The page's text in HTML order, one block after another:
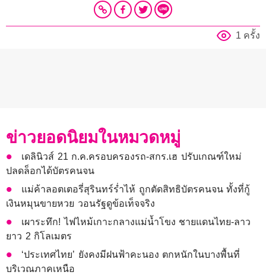
1 ครั้ง
ข่าวยอดนิยมในหมวดหมู่
เดลินิวส์ 21 ก.ค.ครอบครองรถ-สกร.เฮ ปรับเกณฑ์ใหม่
ปลดล็อกได้บัตรคนจน
แม่ค้าลอตเตอรี่สุรินทร์ร่ำไห้ ถูกตัดสิทธิบัตรคนจน ทั้งที่กู้
เงินหมุนขายหวย วอนรัฐดูข้อเท็จจริง
เผาระทึก! ไฟไหม้เกาะกลางแม่น้ำโขง ชายแดนไทย-ลาว
ยาว 2 กิโลเมตร
‘ประเทศไทย’ ยังคงมีฝนฟ้าคะนอง ตกหนักในบางพื้นที่
บริเวณภาคเหนือ